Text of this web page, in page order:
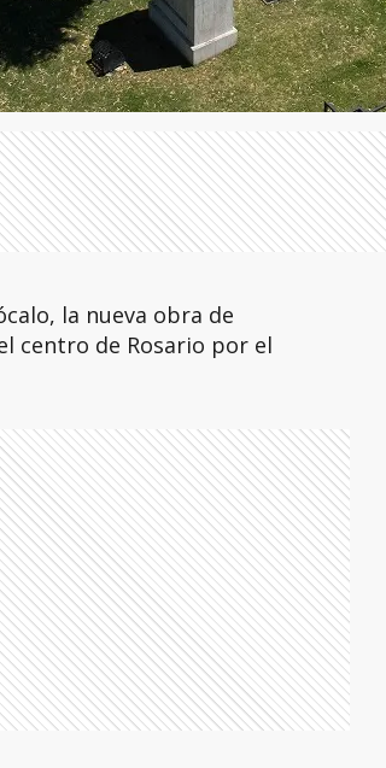
la nueva obra de
centro de Rosario por el